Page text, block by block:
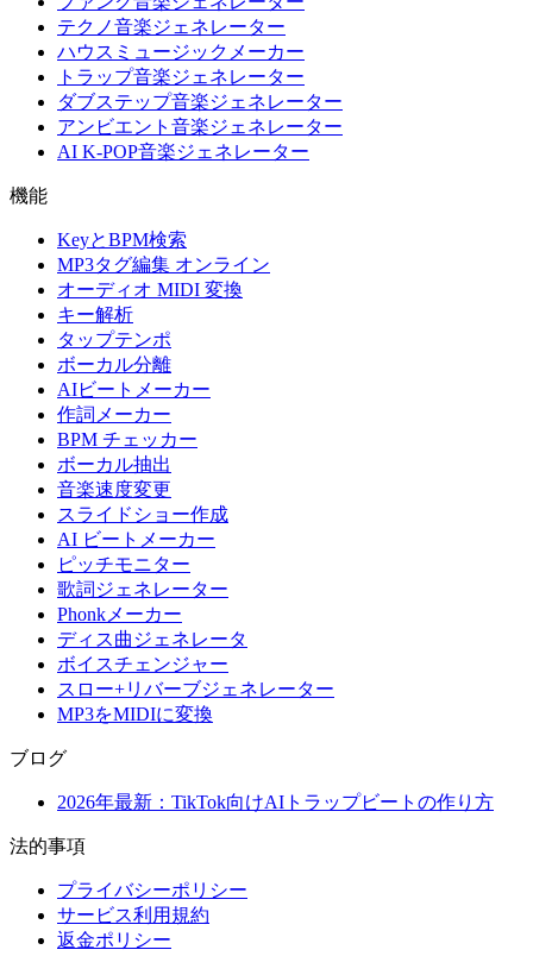
テクノ音楽ジェネレーター
ハウスミュージックメーカー
トラップ音楽ジェネレーター
ダブステップ音楽ジェネレーター
アンビエント音楽ジェネレーター
AI K-POP音楽ジェネレーター
機能
KeyとBPM検索
MP3タグ編集 オンライン
オーディオ MIDI 変換
キー解析
タップテンポ
ボーカル分離
AIビートメーカー
作詞メーカー
BPM チェッカー
ボーカル抽出
音楽速度変更
スライドショー作成
AI ビートメーカー
ピッチモニター
歌詞ジェネレーター
Phonkメーカー
ディス曲ジェネレータ
ボイスチェンジャー
スロー+リバーブジェネレーター
MP3をMIDIに変換
ブログ
2026年最新：TikTok向けAIトラップビートの作り方
法的事項
プライバシーポリシー
サービス利用規約
返金ポリシー